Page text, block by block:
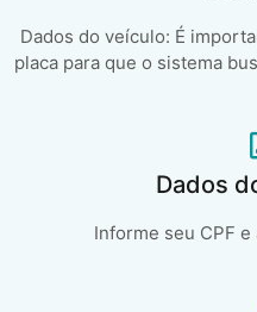
Dados do veículo: É
placa para que o sistema
Dados
Informe seu CPF